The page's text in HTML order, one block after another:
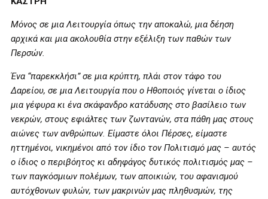
Μόνος σε μια Λειτουργία όπως την αποκαλώ, μια δέηση
αρχικά και μια ακολουθία στην εξέλιξη των παθών των
Περσών.
Ένα “παρεκκλήσι” σε μια κρύπτη, πλάι στον τάφο του
Δαρείου, σε μια Λειτουργία που ο Ηθοποιός γίνεται ο ίδιος
μια γέφυρα κι ένα σκάφανδρο κατάδυσης στο βασίλειο των
νεκρών, στους εφιάλτες των ζωντανών, στα πάθη μας στους
αιώνες των ανθρώπων. Είμαστε όλοι Πέρσες, είμαστε
ηττημένοι, νικημένοι από τον ίδιο τον Πολιτισμό μας – αυτός
ο ίδιος ο περιβόητος κι αδηφάγος δυτικός πολιτισμός μας –
των παγκόσμιων πολέμων, των αποικιών, του αφανισμού
αυτόχθονων φυλών, των μακρινών μας πληθυσμών, της